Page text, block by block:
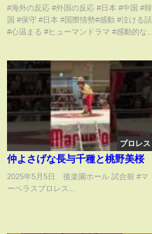
で公開処刑された悲惨な末路
#海外の反応 #外国の反応 #日本 #中国 #韓
国 #保守 #日本 #国際情勢#感動 #泣ける話
#心温まる #ヒューマンドラマ #感動的な...
プロレス
仲よさげな長与千種と桃野美桜
2025年5月5日 後楽園ホール 試合前 #マ
ーベラスプロレス...